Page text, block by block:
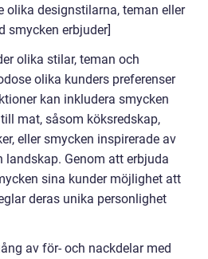
olika designstilarna, teman eller
smycken erbjuder]
olika stilar, teman och
olika kunders preferenser
kan inkludera smycken
mat, såsom köksredskap,
eller smycken inspirerade av
Genom att erbjuda
sina kunder möjlighet att
deras unika personlighet
av för- och nackdelar med